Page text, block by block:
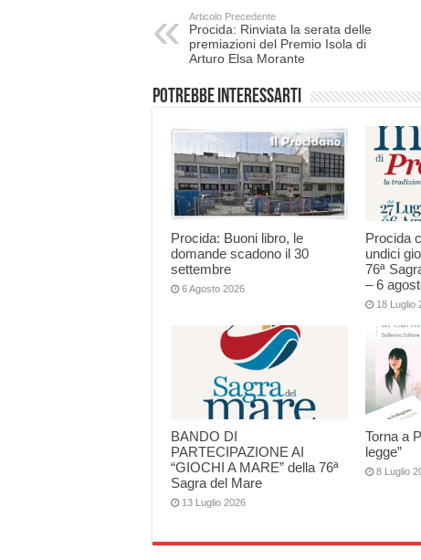
Articolo Precedente
Procida: Rinviata la serata delle
premiazioni del Premio Isola di
Arturo Elsa Morante
Potrebbe interessarti
Procida: Buoni libro, le
domande scadono il 30
settembre
6 Agosto 2026
Procida
undici
76ª
– 6
18 Luglio
BANDO DI
PARTECIPAZIONE AI
“GIOCHI A MARE” della 76ª
Sagra del Mare
13 Luglio 2026
Torna a
legge”
8 Luglio